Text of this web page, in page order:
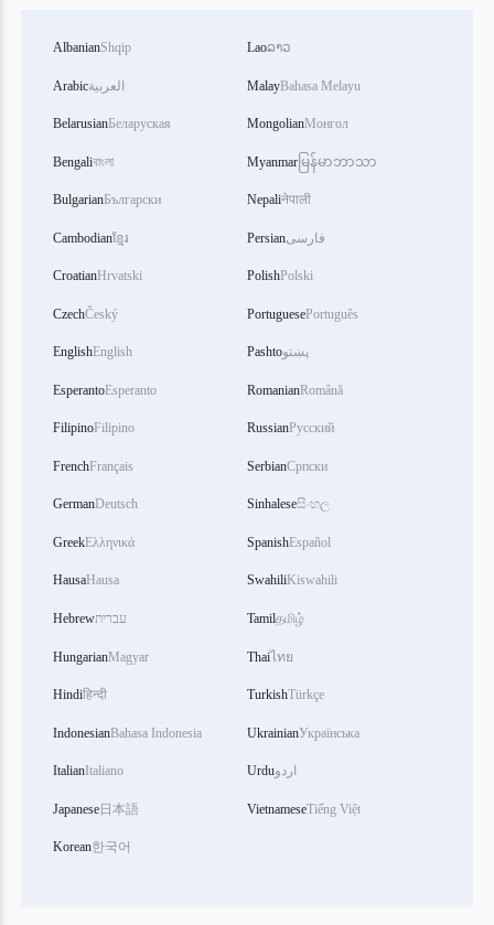
AlbanianShqip
Arabicالعربية
BelarusianБеларуская
Bengaliবাংলা
BulgarianБългарски
Cambodianខ្មែរ
CroatianHrvatski
CzechČeský
EnglishEnglish
EsperantoEsperanto
FilipinoFilipino
FrenchFrançais
GermanDeutsch
GreekΕλληνικά
HausaHausa
Hebrewעברית
HungarianMagyar
Hindiहिन्दी
IndonesianBahasa Indonesia
ItalianItaliano
Japanese日本語
Korean한국어
Laoລາວ
MalayBahasa Melayu
MongolianМонгол
Myanmar မြန်မာဘာသာ
Nepaliनेपाली
Persianفارسی
PolishPolski
PortuguesePortuguês
Pashtoپښتو
RomanianRomână
RussianРусский
SerbianСрпски
Sinhaleseසිංහල
SpanishEspañol
SwahiliKiswahili
Tamilதமிழ்
Thaiไทย
TurkishTürkçe
UkrainianУкраїнська
Urduاردو
VietnameseTiếng Việt